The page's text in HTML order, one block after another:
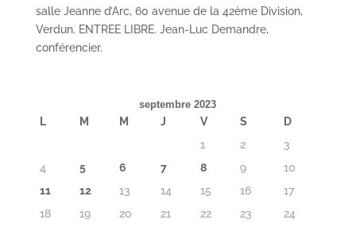
salle Jeanne d’Arc, 60 avenue de la 42ème Division,
Verdun. ENTREE LIBRE. Jean-Luc Demandre,
conférencier.
septembre 2023
L M M J V S
D
1
2
3
4
5 6 7 8 9
10
11
12 13 14 15 16
17
18
19 20 21 22 23 24